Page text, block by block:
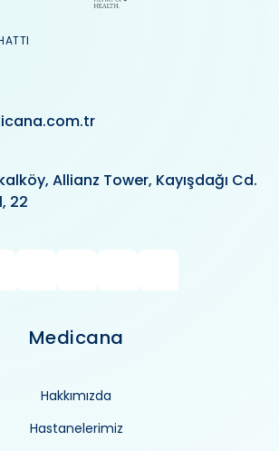
Allianz Tower, Kayışdağı Cd.
22
Medicana
Hakkımızda
Hastanelerimiz